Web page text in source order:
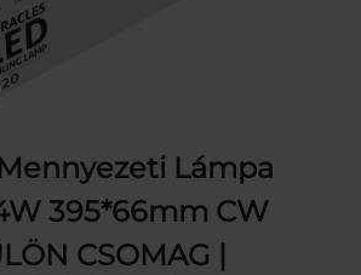
Lámpa
395*66mm CW
CSOMAG |